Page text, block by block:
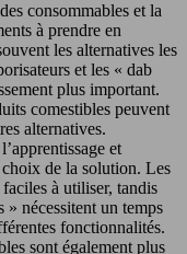
consommables et la
à prendre en
les alternatives les
et les « dab
plus important.
comestibles peuvent
alternatives.
et
de la solution. Les
à utiliser, tandis
» nécessitent un temps
fonctionnalités.
sont également plus